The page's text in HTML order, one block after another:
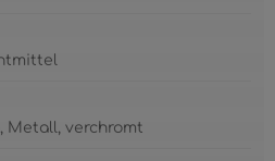
, Metall, verchromt